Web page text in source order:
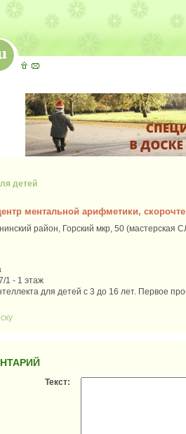
детей
ментальной арифметики,
район, Горский мкр, 50
1 - 1 этаж
для детей с 3 до 16 лет. Первое
Текст: